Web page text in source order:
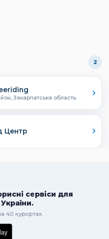
2
Закарпатська область
Центр
сервіси для
40 курортах.